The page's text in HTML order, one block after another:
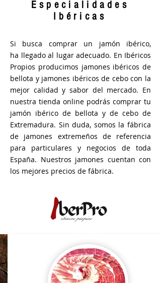
Especialidades
Ibéricas
Si busca comprar un jamón ibérico,
ha llegado al lugar adecuado. En Ibéricos
Propios producimos jamones ibéricos de
bellota y jamones ibéricos de cebo con la
mejor calidad y sabor del mercado. En
nuestra tienda online podrás comprar tu
jamón ibérico de bellota y de cebo de
Extremadura. Sin duda, somos la fábrica
de jamones extremeños de referencia
para particulares y negocios de toda
España. Nuestros jamones cuentan con
los mejores precios de fábrica.